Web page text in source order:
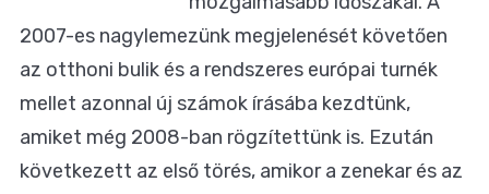
2007-es nagylemezünk megjelenését követően
az otthoni bulik és a rendszeres európai turnék
mellet azonnal új számok írásába kezdtünk,
amiket még 2008-ban rögzítettünk is. Ezután
következett az első törés, amikor a zenekar és az